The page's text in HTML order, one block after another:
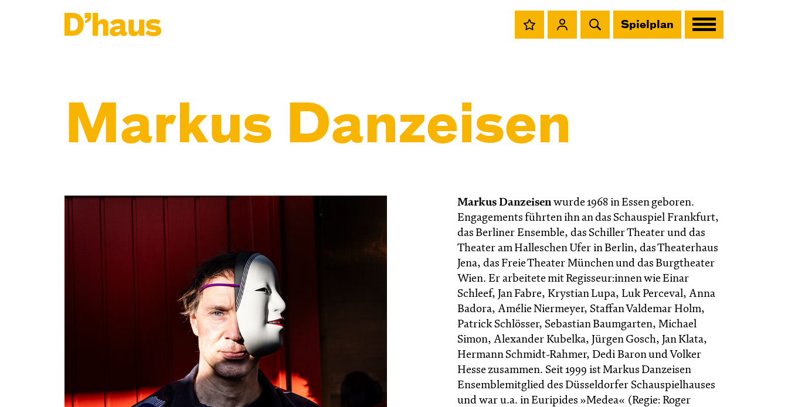
Spielplan
Markus Danzeisen
Markus Danzeisenwurde 1968 in Essen geboren.
Engagements führten ihn an das Schauspiel Frankfurt,
das Berliner Ensemble, das Schiller Theater und das
Theater am Halleschen Ufer in Berlin, das Theaterhaus
Jena, das Freie Theater München und das Burgtheater
Wien. Er arbeitete mit Regisseur:innen wie Einar
Schleef, Jan Fabre, Krystian Lupa, Luk Perceval, Anna
Badora, Amélie Niermeyer, Staffan Valdemar Holm,
Patrick Schlösser, Sebastian Baumgarten, Michael
Simon, Alexander Kubelka, Jürgen Gosch, Jan Klata,
Hermann Schmidt-Rahmer, Dedi Baron und Volker
Hesse zusammen. Seit 1999 ist Markus Danzeisen
Ensemblemitglied des Düsseldorfer Schauspielhauses
und war u.a. in Euripides »Medea« (Regie: Roger